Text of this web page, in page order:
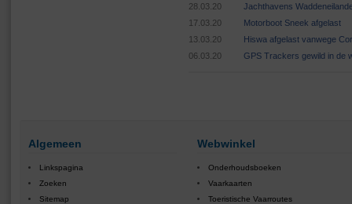
28.03.20
Jachthavens
17.03.20
Motorboot Sneek afgelast
13.03.20
Hiswa afgelast vanwege
06.03.20
GPS Trackers gewild in de
Algemeen
Linkspagina
Zoeken
Sitemap
Webwinkel
Onderhoudsboeken
Vaarkaarten
Toeristische Vaarroutes